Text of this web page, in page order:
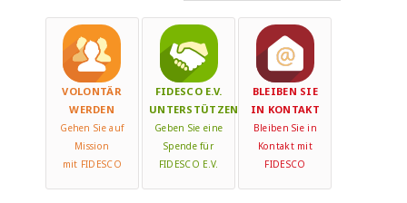
VOLONTÄR
WERDEN
Gehen Sie auf
Mission
mit FIDESCO
FIDESCO E.V.
UNTERSTÜTZEN
Geben Sie eine
Spende für
FIDESCO E.V.
BLEIBEN SIE
IN KONTAKT
Bleiben Sie in
Kontakt mit
FIDESCO